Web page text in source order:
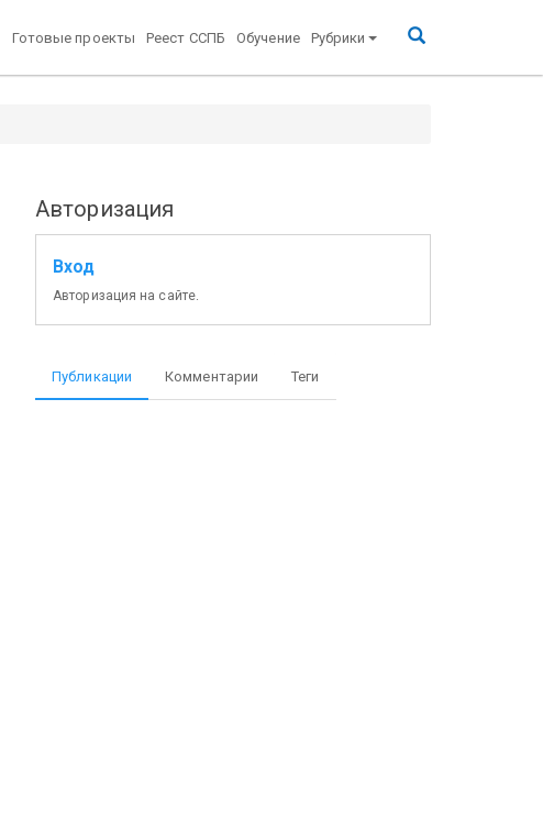
Готовые проекты Реест ССПБ Обучение Рубрики
Авторизация
Вход
Авторизация на сайте.
Публикации Комментарии Теги